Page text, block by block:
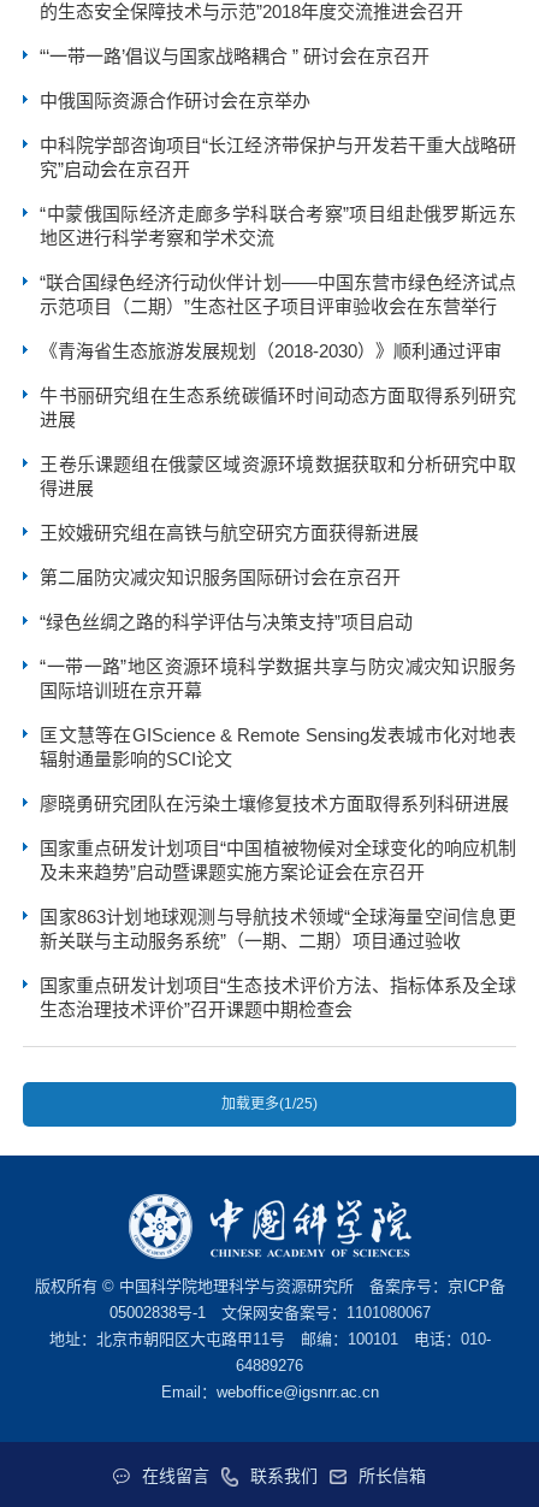
的生态安全保障技术与示范”2018年度交流推进会召开
“‘一带一路’倡议与国家战略耦合 ” 研讨会在京召开
中俄国际资源合作研讨会在京举办
中科院学部咨询项目“长江经济带保护与开发若干重大战略研
究”启动会在京召开
“中蒙俄国际经济走廊多学科联合考察”项目组赴俄罗斯远东
地区进行科学考察和学术交流
“联合国绿色经济行动伙伴计划——中国东营市绿色经济试点
示范项目（二期）”生态社区子项目评审验收会在东营举行
《青海省生态旅游发展规划（2018-2030）》顺利通过评审
牛书丽研究组在生态系统碳循环时间动态方面取得系列研究
进展
王卷乐课题组在俄蒙区域资源环境数据获取和分析研究中取
得进展
王姣娥研究组在高铁与航空研究方面获得新进展
第二届防灾减灾知识服务国际研讨会在京召开
“绿色丝绸之路的科学评估与决策支持”项目启动
“一带一路”地区资源环境科学数据共享与防灾减灾知识服务
国际培训班在京开幕
匡文慧等在GIScience & Remote Sensing发表城市化对地表
辐射通量影响的SCI论文
廖晓勇研究团队在污染土壤修复技术方面取得系列科研进展
国家重点研发计划项目“中国植被物候对全球变化的响应机制
及未来趋势”启动暨课题实施方案论证会在京召开
国家863计划地球观测与导航技术领域“全球海量空间信息更
新关联与主动服务系统”（一期、二期）项目通过验收
国家重点研发计划项目“生态技术评价方法、指标体系及全球
生态治理技术评价”召开课题中期检查会
加载更多(1/25)
版权所有 © 中国科学院地理科学与资源研究所 备案序号： 京ICP备
05002838号-1文保网安备案号：1101080067
地址：北京市朝阳区大屯路甲11号 邮编：100101 电话：010-
64889276
Email： weboffice@igsnrr.ac.cn
在线留言 联系我们 所长信箱